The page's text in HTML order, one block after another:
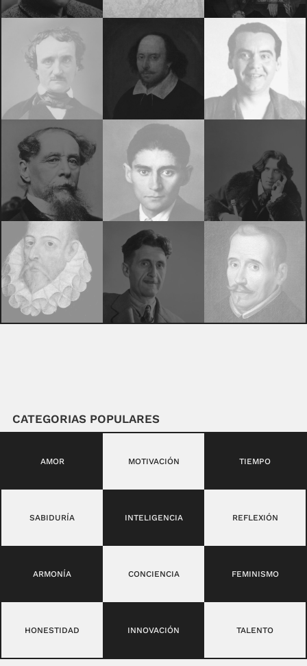
CATEGORIAS POPULARES
AMOR MOTIVACIÓN TIEMPO
SABIDURÍA INTELIGENCIA REFLEXIÓN
ARMONÍA CONCIENCIA FEMINISMO
HONESTIDAD INNOVACIÓN TALENTO